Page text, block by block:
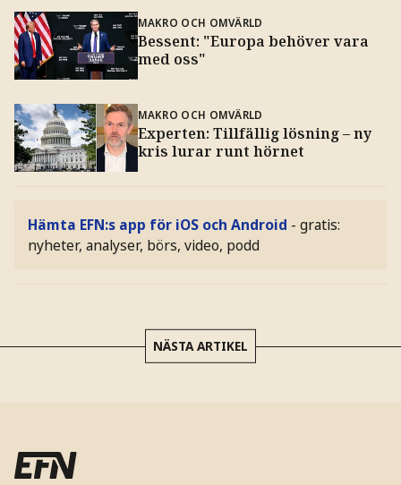
MAKRO OCH OMVÄRLD
Bessent: "Europa behöver vara
med oss"
MAKRO OCH OMVÄRLD
Experten: Tillfällig lösning – ny
kris lurar runt hörnet
Hämta EFN:s app för iOS och Android - gratis:
nyheter, analyser, börs, video, podd
NÄSTA ARTIKEL